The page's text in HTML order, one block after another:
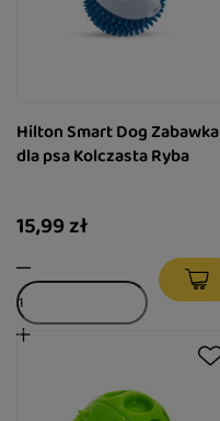
Hilton Smart Dog Zabawka
dla psa Kolczasta Ryba
15,99 zł